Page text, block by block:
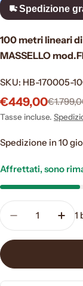
Spedizione
100 metri lineari
MASSELLO
SKU: HB-170005-
Prezzo
di
€449,00
Prezzo
normale
Tasse incluse.
Spedizione in 10
Affrettati, sono
Quantità
Diminuisci
1